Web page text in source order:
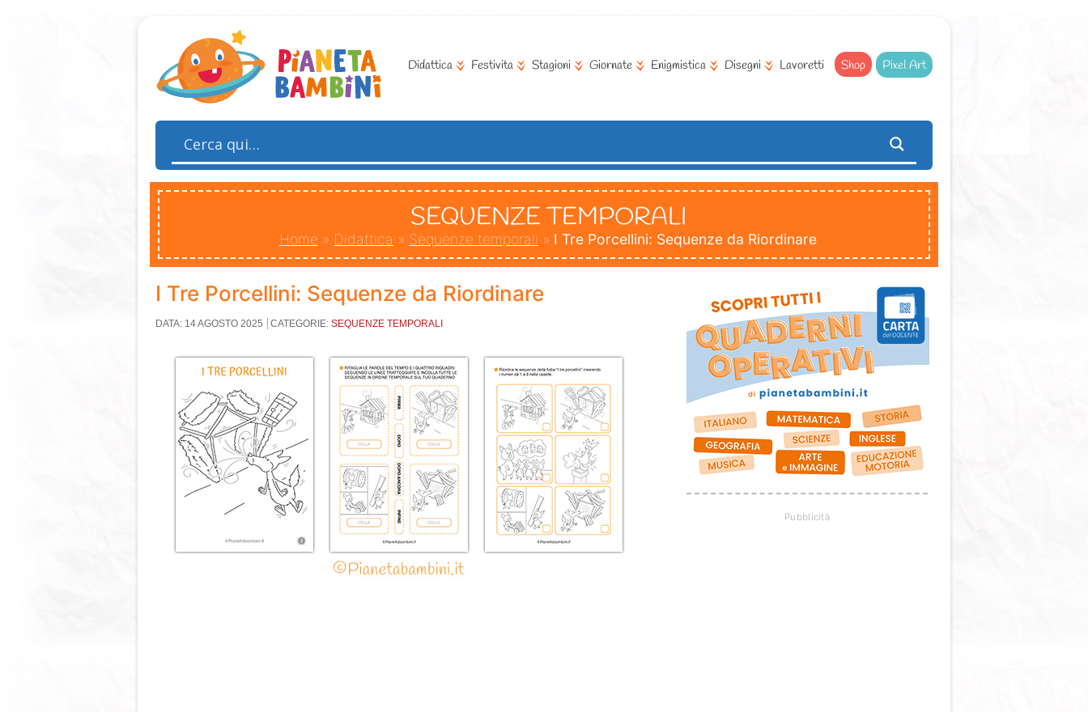
Didattica Festivita Stagioni Giornate Enigmistica Disegni Lavoretti Shop Pixel Art
SEQUENZE TEMPORALI
Home » Didattica » Sequenze temporali » I Tre Porcellini: Sequenze da Riordinare
I Tre Porcellini: Sequenze da Riordinare
DATA: 14 AGOSTO 2025 CATEGORIE: SEQUENZE TEMPORALI